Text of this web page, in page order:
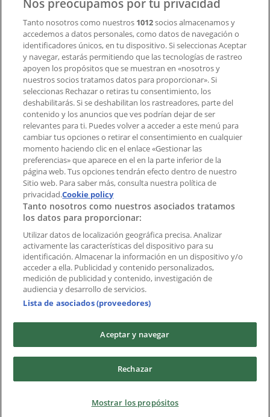
Contacto comercial y de marketing
Tienda mal colocada en el mapa
Notificar un folleto
¿Encontraste un problema en la web o en la
aplicación?
Índices
Marcas
Marcas locales
Negocios
Negocios cercanos
Productos
Productos locales
Ciudades
Descargar la APP Tiendeo
Copyright © Tiendeo ® 2026 · Shopfully Marketing S.L.U. –
Términos y condicionesPolítica de privacidad
Nos preocupamos por tu privacidad
Tanto nosotros como nuestros 1012socios almacenamos y
accedemos a datos personales, como datos de navegación o
identificadores únicos, en tu dispositivo. Si seleccionas Aceptar
y navegar, estarás permitiendo que las tecnologías de rastreo
apoyen los propósitos que se muestran en «nosotros y
nuestros socios tratamos datos para proporcionar». Si
seleccionas Rechazar o retiras tu consentimiento, los
deshabilitarás. Si se deshabilitan los rastreadores, parte del
contenido y los anuncios que ves podrían dejar de ser
relevantes para ti. Puedes volver a acceder a este menú para
cambiar tus opciones o retirar el consentimiento en cualquier
momento haciendo clic en el enlace «Gestionar las
preferencias» que aparece en el en la parte inferior de la
página web. Tus opciones tendrán efecto dentro de nuestro
Sitio web. Para saber más, consulta nuestra política de
privacidad.Cookie policy
Tanto nosotros como nuestros asociados tratamos
los datos para proporcionar:
Utilizar datos de localización geográfica precisa. Analizar
activamente las características del dispositivo para su
identificación. Almacenar la información en un dispositivo y/o
acceder a ella. Publicidad y contenido personalizados,
medición de publicidad y contenido, investigación de
audiencia y desarrollo de servicios.
Lista de asociados (proveedores)
Aceptar y navegar
Rechazar
Mostrar los propósitos